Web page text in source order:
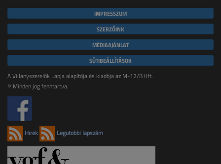
IMPRESSZUM
SZERZŐINK
MÉDIAAJÁNLAT
SÜTIBEÁLLÍTÁSOK
A Villanyszerelők Lapja alapítója és kiadója az M-12/B Kft.
© Minden jog fenntartva.
Hírek Legutóbbi lapszám